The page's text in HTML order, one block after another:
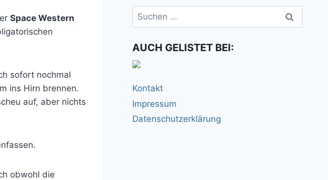
Space Western
sofort nochmal
ins Hirn brennen.
auf, aber nichts
obwohl die
Suchen
nach:
AUCH GELISTET BEI:
Kontakt
Impressum
Datenschutzerklärung